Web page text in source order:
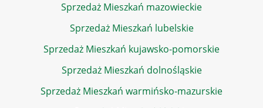
Sprzedaż Mieszkań mazowieckie
Sprzedaż Mieszkań lubelskie
Sprzedaż Mieszkań kujawsko-pomorskie
Sprzedaż Mieszkań dolnośląskie
Sprzedaż Mieszkań warmińsko-mazurskie